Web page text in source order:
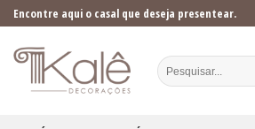
Skip
to
content
Encontre aqui o casal que deseja presentear.